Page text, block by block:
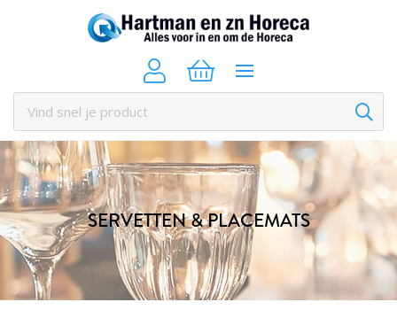
SERVETTEN & PLACEMATS